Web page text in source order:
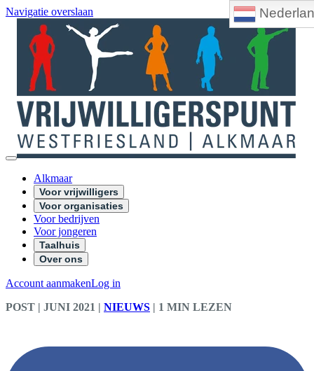
Navigatie overslaan
Alkmaar
Voor vrijwilligers
Voor organisaties
Voor bedrijven
Voor jongeren
Taalhuis
Over ons
Account aanmakenLog in
POST | JUNI 2021 | NIEUWS | 1 MIN LEZEN